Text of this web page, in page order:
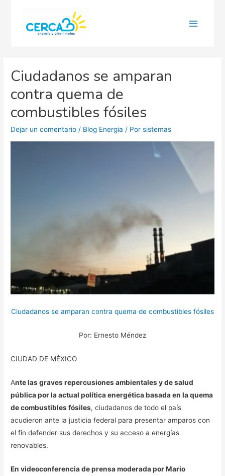
Ciudadanos se amparan
contra quema de
combustibles fósiles
Dejar un comentario / Blog Energia / Porsistemas
Ciudadanos se amparan contra quema de combustibles fósiles
Por: Ernesto Méndez
CIUDAD DE MÉXICO
Ante las graves repercusiones ambientales y de salud
pública por la actual política energética basada en la quema
de combustibles fósiles, ciudadanos de todo el país
acudieron ante la justicia federal para presentar amparos con
el fin defender sus derechos y su acceso a energías
renovables.
En videoconferencia de prensa moderada por Mario